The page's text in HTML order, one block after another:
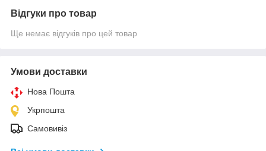
Відгуки про товар
Ще немає відгуків про цей товар
Умови доставки
Нова Пошта
Укрпошта
Самовивіз